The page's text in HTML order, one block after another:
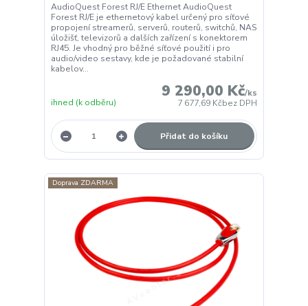
AudioQuest Forest RJ/E Ethernet AudioQuest
Forest RJ/E je ethernetový kabel určený pro síťové
propojení streamerů, serverů, routerů, switchů, NAS
úložišť, televizorů a dalších zařízení s konektorem
RJ45. Je vhodný pro běžné síťové použití i pro
audio/video sestavy, kde je požadované stabilní
kabelov...
9 290,00 Kč/ks
7 677,69 Kčbez DPH
ihned (k odběru)
Přidat do košíku
Doprava ZDARMA